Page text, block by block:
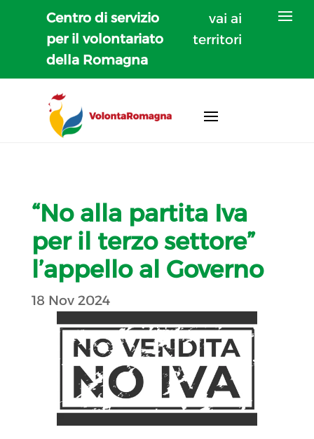
Centro di servizio
per il volontariato
della Romagna
vai ai
territori
“No alla partita Iva
per il terzo settore”
l’appello al Governo
18 Nov 2024